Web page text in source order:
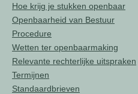
Hoe krijg je stukken openbaar
Openbaarheid van Bestuur
Procedure
Wetten ter openbaarmaking
Relevante rechterlijke uitspraken
Termijnen
Standaardbrieven